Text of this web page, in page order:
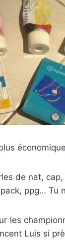
de nat,
ppg… Tu
les
Luis si